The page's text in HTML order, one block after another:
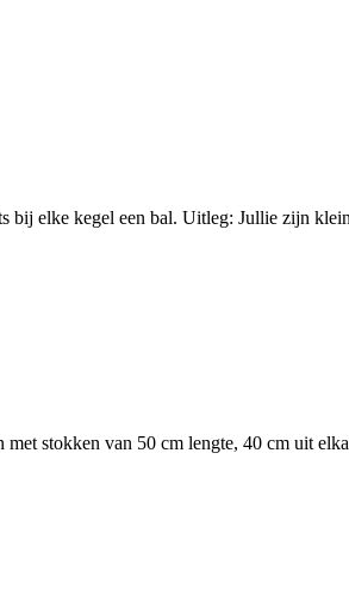
bij elke kegel een bal. Uitleg: Jullie zijn
stokken van 50 cm lengte, 40 cm uit